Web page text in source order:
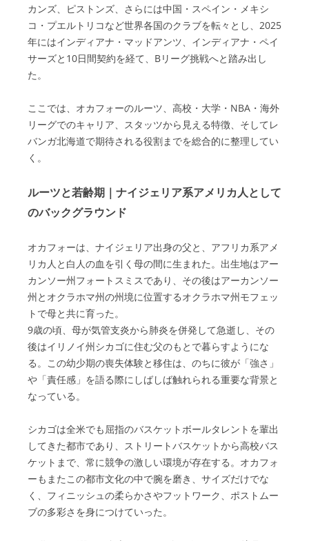
カンズ、ピストンズ、さらには中国・スペイン・メキシ
コ・プエルトリコなど世界各国のクラブを転々とし、2025
年にはインディアナ・マッドアンツ、インディアナ・ペイ
サーズと10日間契約を経て、Bリーグ挑戦へと踏み出し
た。
ここでは、オカフォーのルーツ、高校・大学・NBA・海外
リーグでのキャリア、スタッツから見える特徴、そしてレ
バンガ北海道で期待される役割までを総合的に整理してい
く。
ルーツと若齢期｜ナイジェリア系アメリカ人として
のバックグラウンド
オカフォーは、ナイジェリア出身の父と、アフリカ系アメ
リカ人と白人の血を引く母の間に生まれた。出生地はアー
カンソー州フォートスミスであり、その後はアーカンソー
州とオクラホマ州の州境に位置するオクラホマ州モフェッ
トで母と共に育った。
9歳の頃、母が気管支炎から肺炎を併発して急逝し、その
後はイリノイ州シカゴに住む父のもとで暮らすようにな
る。この幼少期の喪失体験と移住は、のちに彼が「強さ」
や「責任感」を語る際にしばしば触れられる重要な背景と
なっている。
シカゴは全米でも屈指のバスケットボールタレントを輩出
してきた都市であり、ストリートバスケットから高校バス
ケットまで、常に競争の激しい環境が存在する。オカフォ
ーもまたこの都市文化の中で腕を磨き、サイズだけでな
く、フィニッシュの柔らかさやフットワーク、ポストムー
ブの多彩さを身につけていった。